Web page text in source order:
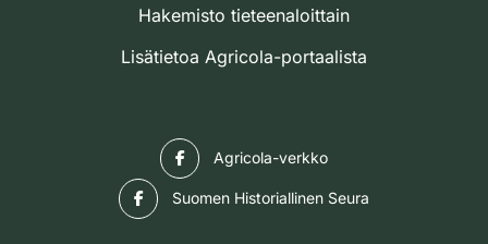
Hakemisto tieteenaloittain
Lisätietoa Agricola-portaalista
Agricola-verkko
Suomen Historiallinen Seura